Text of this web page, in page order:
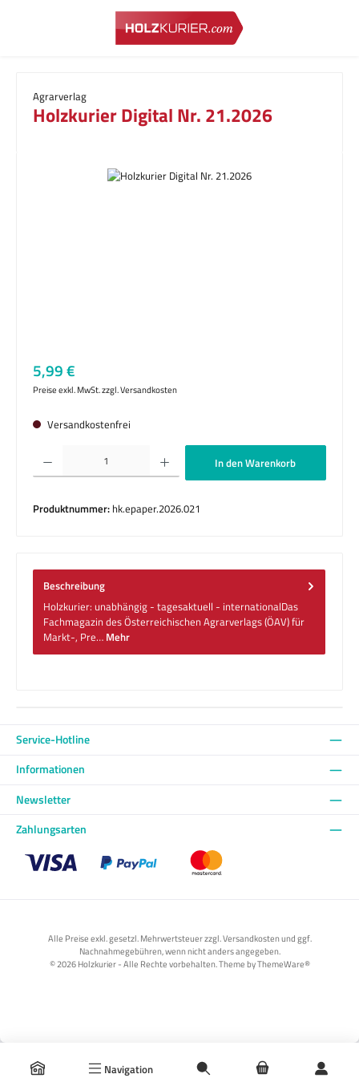
Zum Hauptinhalt springen
Navigation
Agrarverlag
Holzkurier Digital Nr. 21.2026
Bildergalerie überspringen
Regulärer Preis:
5,99 €
Preise exkl. MwSt. zzgl. Versandkosten
Versandkostenfrei
Produkt Anzahl: Gib den gewünschten Wert ein oder benutze die Schaltflächen um
In den Warenkorb
Produktnummer: hk.epaper.2026.021
Beschreibung
Holzkurier: unabhängig - tagesaktuell - internationalDas
Fachmagazin des Österreichischen Agrarverlags (ÖAV) für
Markt-, Pre… Mehr
Service-Hotline
Informationen
Newsletter
Zahlungsarten
Alle Preise exkl. gesetzl. Mehrwertsteuer zzgl. Versandkosten und ggf.
Nachnahmegebühren, wenn nicht anders angegeben.
© 2026 Holzkurier - Alle Rechte vorbehalten. Theme byThemeWare®